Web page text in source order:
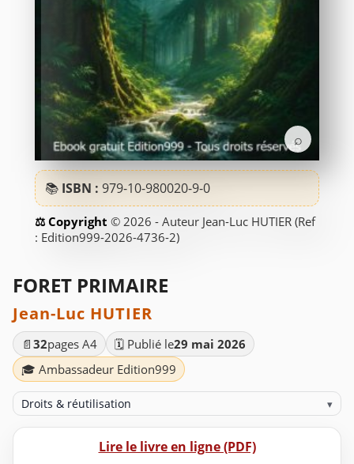
⌕
📚 ISBN : 979-10-980020-9-0
© 2026 - Auteur Jean-Luc HUTIER (Ref
: Edition999-2026-4736-2)
FORET PRIMAIRE
Jean-Luc HUTIER
📄 32pages A4 🗓️ Publié le29 mai 2026
🎓 Ambassadeur Edition999
Droits & réutilisation ▾
Lire le livre en ligne (PDF)